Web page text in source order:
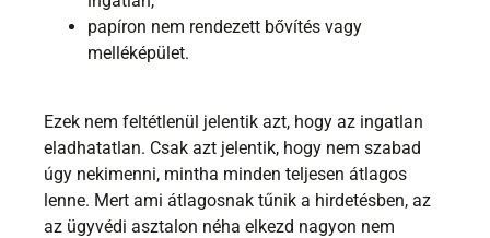
papíron nem rendezett bővítés vagy
melléképület.
Ezek nem feltétlenül jelentik azt, hogy az ingatlan
eladhatatlan. Csak azt jelentik, hogy nem szabad
úgy nekimenni, mintha minden teljesen átlagos
lenne. Mert ami átlagosnak tűnik a hirdetésben, az
az ügyvédi asztalon néha elkezd nagyon nem